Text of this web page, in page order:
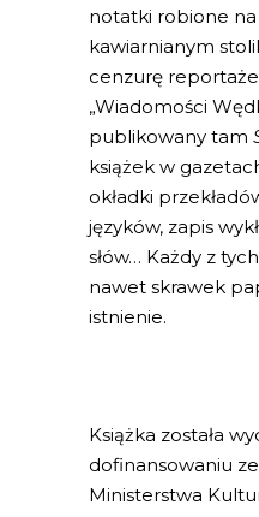
notatki robione
kawiarnianym
cenzurę
„Wiadomości
publikowany tam
książek w
okładki
języków, zapis
słów… Każdy z
nawet skrawek
istnienie.
Książka została
dofinansowaniu
Ministerstwa